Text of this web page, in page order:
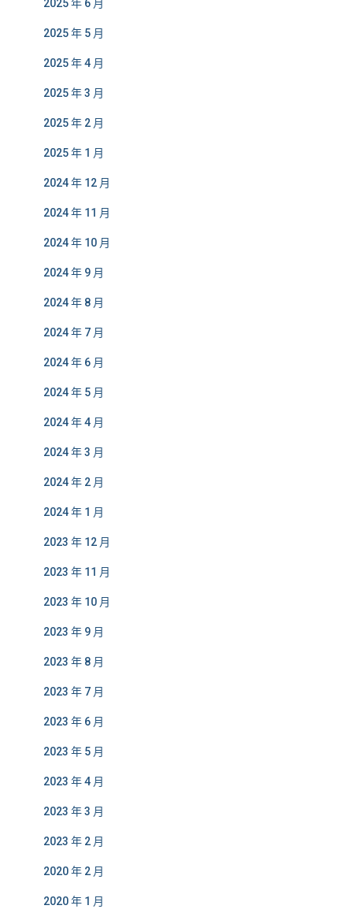
2025 年 6 月
2025 年 5 月
2025 年 4 月
2025 年 3 月
2025 年 2 月
2025 年 1 月
2024 年 12 月
2024 年 11 月
2024 年 10 月
2024 年 9 月
2024 年 8 月
2024 年 7 月
2024 年 6 月
2024 年 5 月
2024 年 4 月
2024 年 3 月
2024 年 2 月
2024 年 1 月
2023 年 12 月
2023 年 11 月
2023 年 10 月
2023 年 9 月
2023 年 8 月
2023 年 7 月
2023 年 6 月
2023 年 5 月
2023 年 4 月
2023 年 3 月
2023 年 2 月
2020 年 2 月
2020 年 1 月